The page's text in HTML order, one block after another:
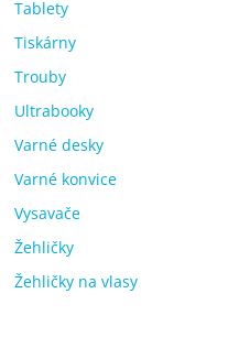
Tablety
Tiskárny
Trouby
Ultrabooky
Varné desky
Varné konvice
Vysavače
Žehličky
Žehličky na vlasy